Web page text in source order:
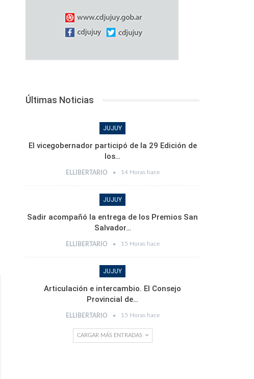
Últimas Noticias
JUJUY
El vicegobernador participó de la 29 Edición de
los…
ELLIBERTARIO 14 Horas hace
JUJUY
Sadir acompañó la entrega de los Premios San
Salvador…
ELLIBERTARIO 15 Horas hace
JUJUY
Articulación e intercambio. El Consejo
Provincial de…
ELLIBERTARIO 15 Horas hace
CARGAR MÁS ENTRADAS